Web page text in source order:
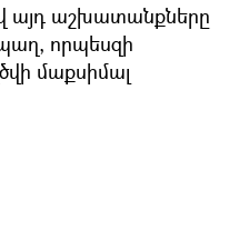
այդ աշխատանքները
որպեսզի
մաքսիմալ